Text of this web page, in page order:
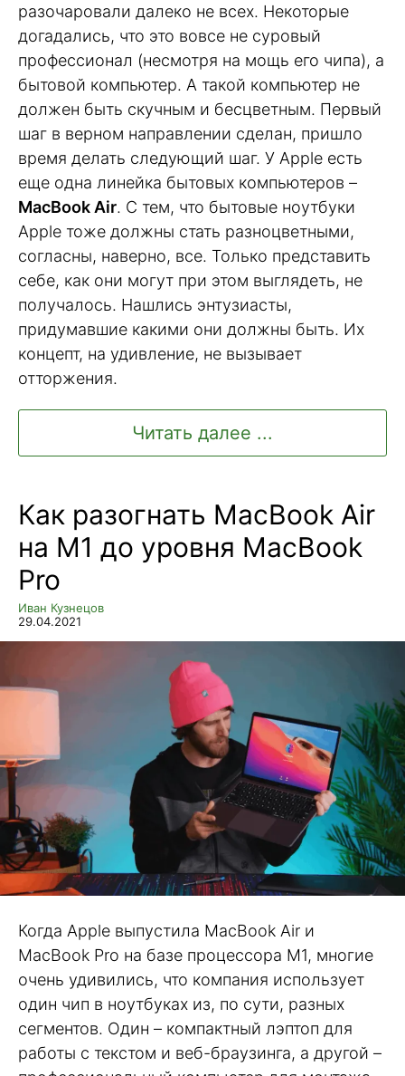
разочаровали далеко не всех. Некоторые
догадались, что это вовсе не суровый
профессионал (несмотря на мощь его чипа), а
бытовой компьютер. А такой компьютер не
должен быть скучным и бесцветным. Первый
шаг в верном направлении сделан, пришло
время делать следующий шаг. У Apple есть
еще одна линейка бытовых компьютеров –
MacBook Air. С тем, что бытовые ноутбуки
Apple тоже должны стать разноцветными,
согласны, наверно, все. Только представить
себе, как они могут при этом выглядеть, не
получалось. Нашлись энтузиасты,
придумавшие какими они должны быть. Их
концепт, на удивление, не вызывает
отторжения.
Читать далее ...
Как разогнать MacBook Air
на M1 до уровня MacBook
Pro
Иван Кузнецов
29.04.2021
Когда Apple выпустила MacBook Air и
MacBook Pro на базе процессора M1, многие
очень удивились, что компания использует
один чип в ноутбуках из, по сути, разных
сегментов. Один – компактный лэптоп для
работы с текстом и веб-браузинга, а другой –